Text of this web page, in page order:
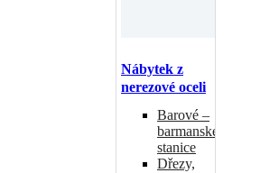
Nábytek z
nerezové oceli
Barové –
barmanské
stanice
Dřezy,